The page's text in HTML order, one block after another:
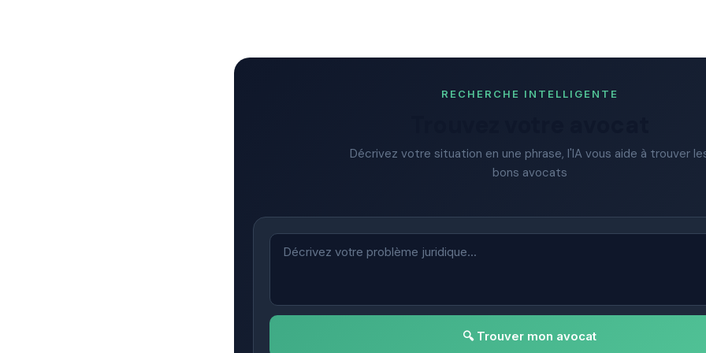
RECHERCHE INTELLIGENTE
Décrivez votre situation en une phrase, l'IA vous aide à trouver
bons avocats
🔍 Trouver mon avocat